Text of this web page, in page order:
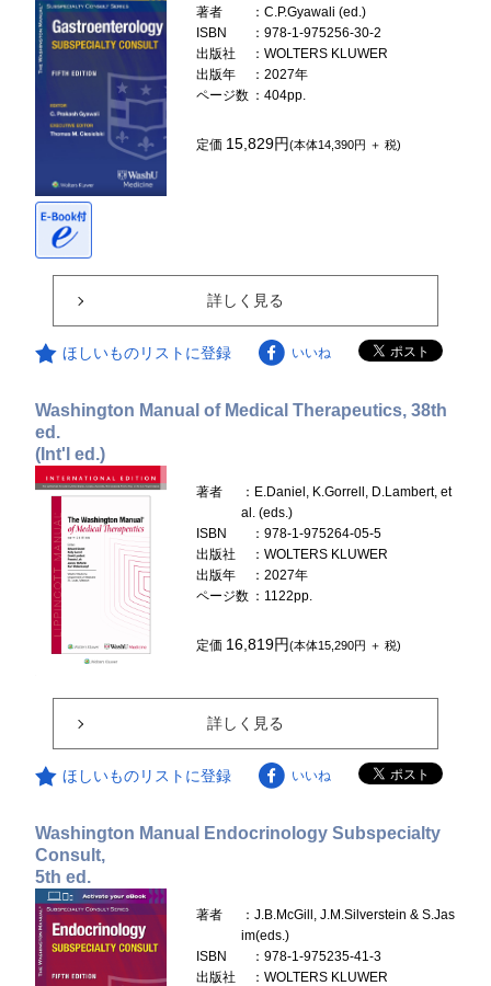
著者
：C.P.Gyawali (ed.)
ISBN
：978-1-975256-30-2
出版社
：WOLTERS KLUWER
出版年
：2027年
ページ数 ：404pp.
定価 15,829円(本体14,390円 ＋ 税)
詳しく見る
ほしいものリストに登録 いいね
Washington Manual of Medical Therapeutics, 38th
ed.
(Int'l ed.)
著者
：E.Daniel, K.Gorrell, D.Lambert, et
al. (eds.)
ISBN
：978-1-975264-05-5
出版社
：WOLTERS KLUWER
出版年
：2027年
ページ数 ：1122pp.
定価 16,819円(本体15,290円 ＋ 税)
詳しく見る
ほしいものリストに登録 いいね
Washington Manual Endocrinology Subspecialty
Consult,
5th ed.
著者
：J.B.McGill, J.M.Silverstein & S.Jas
im(eds.)
ISBN
：978-1-975235-41-3
出版社
：WOLTERS KLUWER